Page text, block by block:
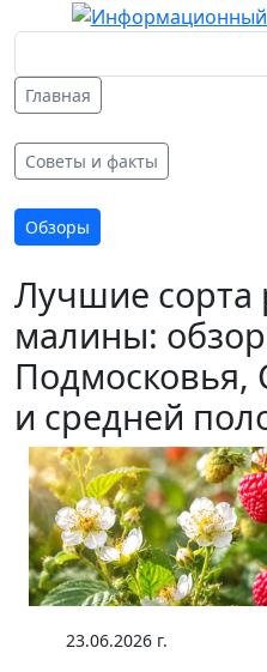
Главная
Советы и факты
Обзоры
Лучшие сорта
малины:
Подмосковья,
и средней
23.06.2026 г.